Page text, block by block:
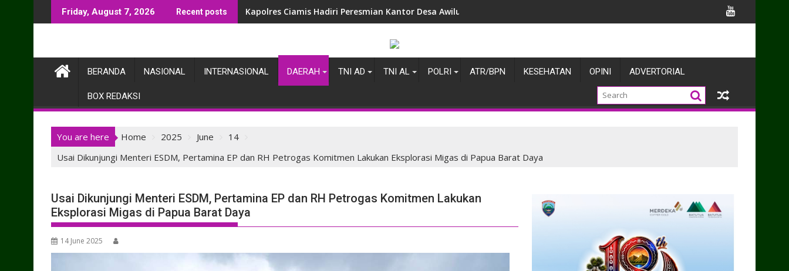
to
Friday, August 7, 2026 Recent posts Kapolres Ciamis Hadiri Peresmian Kantor Desa Awiluar, Wujud Sinergi Forkopimda Dukung Pelayanan Publik dan Pembangunan
BERANDA NASIONAL INTERNASIONAL DAERAH TNI AD TNI AL POLRI ATR/BPN KESEHATAN OPINI ADVERTORIAL
BOX REDAKSI
You are here Home 2025 June
14
Usai Dikunjungi Menteri ESDM, Pertamina EP dan RH Petrogas Komitmen Lakukan Eksplorasi Migas di Papua Barat Daya
Usai Dikunjungi Menteri ESDM, Pertamina EP dan RH Petrogas Komitmen Lakukan
Eksplorasi Migas di Papua Barat Daya
14 June 2025